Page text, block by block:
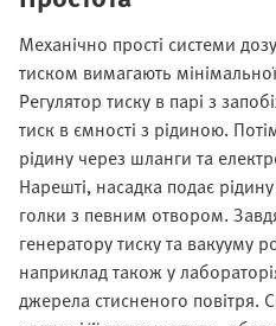
Механічно прості системи
тиском вимагають
Регулятор тиску в парі з
тиск в ємності з рідиною.
рідину через шланги та
Нарешті, насадка подає
голки з певним отвором.
генератору тиску та вакууму
наприклад також у
джерела стисненого